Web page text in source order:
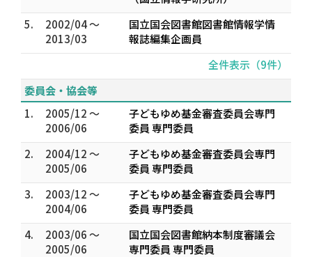
5.
2002/04 ～
2013/03
国立国会図書館図書館情報学情
報誌編集企画員
全件表示（9件）
委員会・協会等
1.
2005/12 ～
2006/06
子どもゆめ基金審査委員会専門
委員 専門委員
2.
2004/12 ～
2005/06
子どもゆめ基金審査委員会専門
委員 専門委員
3.
2003/12 ～
2004/06
子どもゆめ基金審査委員会専門
委員 専門委員
4.
2003/06 ～
2005/06
国立国会図書館納本制度審議会
専門委員 専門委員